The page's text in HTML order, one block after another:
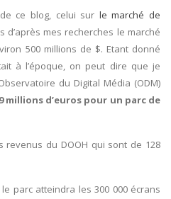
ce blog, celui sur le marché de
d’après mes recherches le marché
500 millions de $. Etant donné
à l’époque, on peut dire que je
du Digital Média (ODM)
millions d’euros pour un parc de
du DOOH qui sont de 128
parc atteindra les 300 000 écrans